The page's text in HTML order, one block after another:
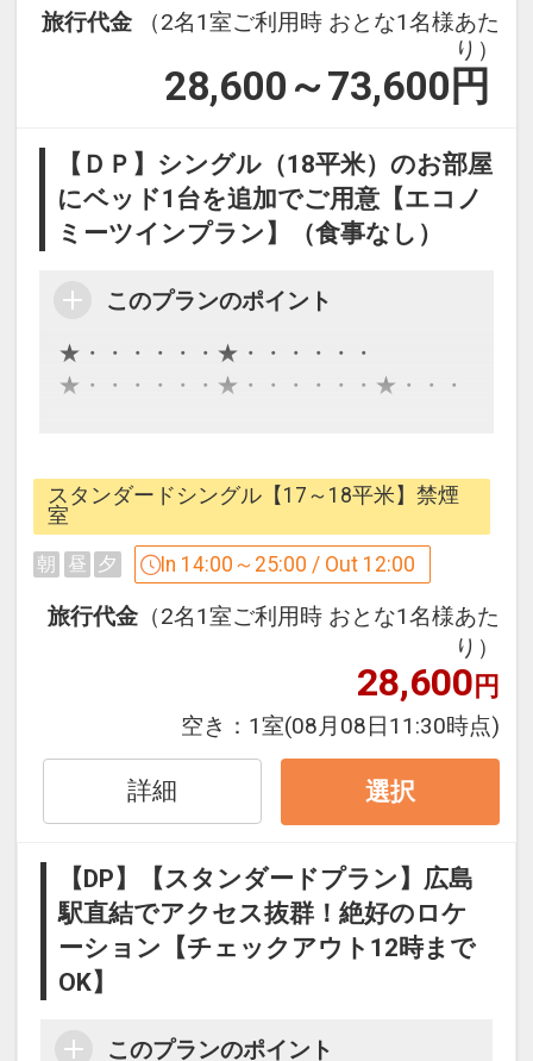
旅行代金
（2名1室ご利用時 おとな1名様あた
り）
28,600～73,600 円
【ＤＰ】シングル（18平米）のお部屋
にベッド1台を追加でご用意【エコノ
ミーツインプラン】（食事なし）
このプランのポイント
★・・・・・・★・・・・・・
★・・・・・・★・・・・・・★・・・
のお部屋に追加でベッド（102ｃｍ×188
ｃｍ）を1台ご用意いたします。
お部屋はシングルルームのため狭いです
が、シングルベッド2台ですのでお一人
さま1台ずつご利用いただけます。
また装備品も他のスタンダードルームと
変わりませんのでご安心くださいませ。
○ＰＯＩＮＴ○
お部屋がシングルルームと同じ18平米と
小さめの為、リーズナブルな価格でご提
価格にこだわるお客さまにおすすめで
す。
★・・・・・・★・・・・・・
★・・・・・・★・・・・・・★・・・
スタンダードシングル【17～18平米】禁煙
室
朝 昼 夕 In 14:00～25:00 / Out 12:00
旅行代金 （2名1室ご利用時 おとな1名様あた
り）
28,600円
空き： 1室(08月08日11:30時点)
詳細 選択
【DP】【スタンダードプラン】広島
駅直結でアクセス抜群！絶好のロケ
ーション【チェックアウト12時まで
OK】
このプランのポイント